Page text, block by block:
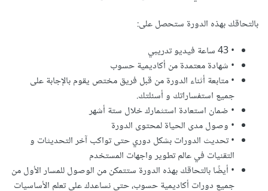
بالتحاقك بهذه الدورة ستحصل على:
• 43 ساعة فيديو تدريبي
• شهادة معتمدة من أكاديمية حسوب
• متابعة أثناء الدورة من قبل فريق مختص يقوم بالإجابة على
جميع استفساراتك و أسئلتك.
• ضمان استعادة استثمارك خلال ستة أشهر
• وصول مدى الحياة لمحتوى الدورة
• تحديث الدورات بشكل دوري حتى تواكب آخر التحديثات و
التقنيات في عالم تطوير واجهات المستخدم
• أيضًا بالتحاقك بهذه الدورة ستتمكن من الوصول للمسار الأول من
جميع دورات أكاديمية حسوب، حتى نساعدك على تعلم الأساسيات